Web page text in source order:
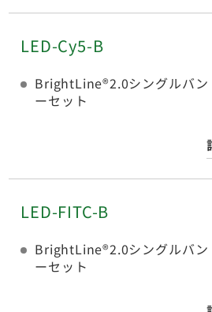
LED-Cy5-B
BrightLine®2.0シングルバン
ーセット
LED-FITC-B
BrightLine®2.0シングルバン
ーセット